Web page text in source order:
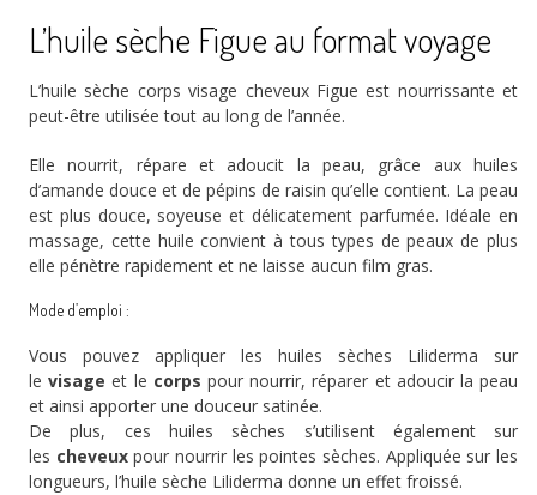
L’huile sèche Figue au format voyage
L’huile sèche corps visage cheveux Figue est nourrissante et
peut-être utilisée tout au long de l’année.
Elle nourrit, répare et adoucit la peau, grâce aux huiles
d’amande douce et de pépins de raisin qu’elle contient. La peau
est plus douce, soyeuse et délicatement parfumée. Idéale en
massage, cette huile convient à tous types de peaux de plus
elle pénètre rapidement et ne laisse aucun film gras.
Mode d’emploi :
Vous pouvez appliquer les huiles sèches Liliderma sur
levisage et le corps pour nourrir, réparer et adoucir la peau
et ainsi apporter une douceur satinée.
De plus, ces huiles sèches s’utilisent également sur
les cheveuxpour nourrir les pointes sèches. Appliquée sur les
longueurs, l’huile sèche Liliderma donne un effet froissé.